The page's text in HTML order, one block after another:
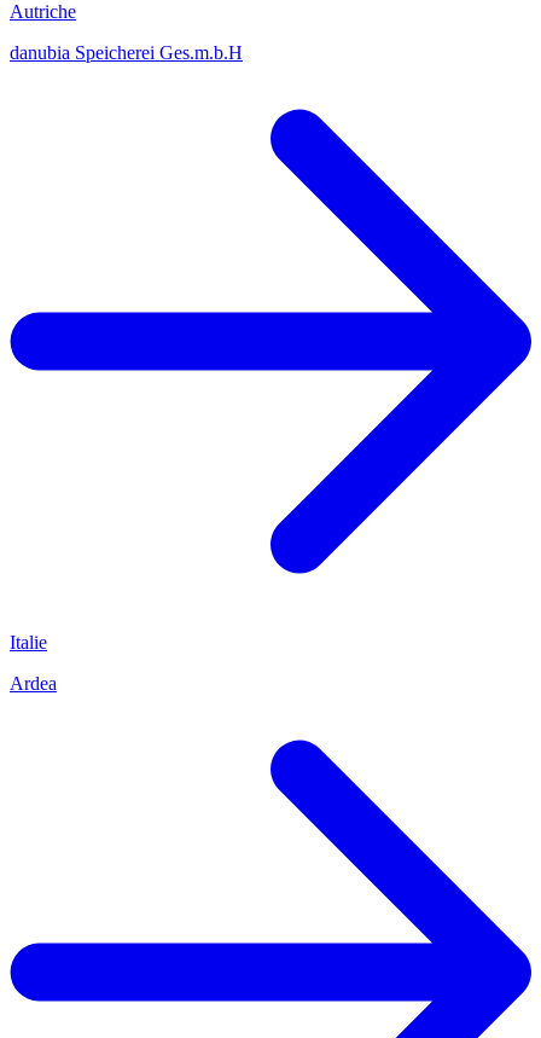
Autriche
danubia Speicherei Ges.m.b.H
Italie
Ardea